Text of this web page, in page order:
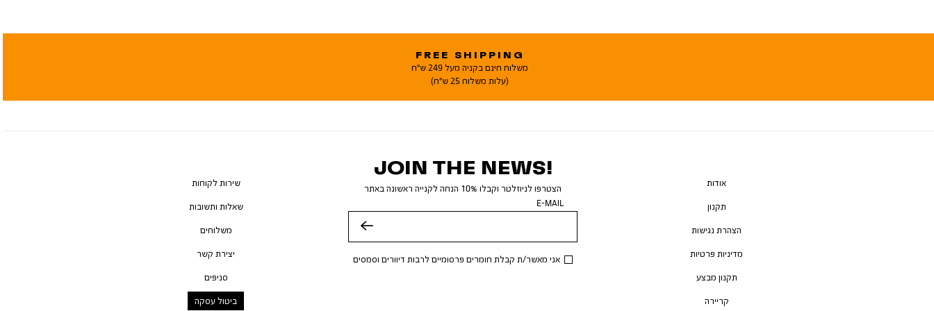
FREE SHIPPING
משלוח חינם בקניה מעל 249 ש"ח
(עלות משלוח 25 ש"ח)
JOIN THE NEWS!
הצטרפו לניוזלטר וקבלו 10% הנחה לקנייה ראשונה באתר
E-MAIL
אני מאשר/ת קבלת חומרים פרסומיים לרבות דיוורים וסמסים
אודות
תקנון
הצהרת נגישות
מדיניות פרטיות
תקנון מבצע
קריירה
שירות לקוחות
שאלות ותשובות
משלוחים
יצירת קשר
סניפים
ביטול עסקה